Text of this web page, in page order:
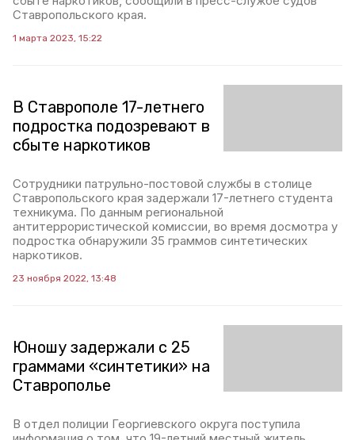
Ставропольского края.
1 марта 2023, 15:22
В Ставрополе 17-летнего
подростка подозревают в
сбыте наркотиков
Сотрудники патрульно-постовой службы в столице
Ставропольского края задержали 17-летнего студента
техникума. По данным региональной
антитеррористической комиссии, во время досмотра у
подростка обнаружили 35 граммов синтетических
наркотиков.
23 ноября 2022, 13:48
Юношу задержали с 25
граммами «синтетики» на
Ставрополье
В отдел полиции Георгиевского округа поступила